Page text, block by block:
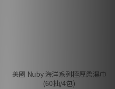
美國 Nuby 海洋系列極厚柔濕巾
(60抽/4包)